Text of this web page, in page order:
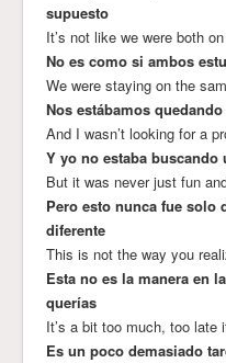
supuesto
It’s not like we were both
No es como si ambos
We were staying on the
Nos estábamos
And I wasn’t looking for a
Y yo no estaba
But it was never just fun
Pero esto nunca fue solo
diferente
This is not the way you
Esta no es la manera en
querías
It’s a bit too much, too late
Es un poco demasiado